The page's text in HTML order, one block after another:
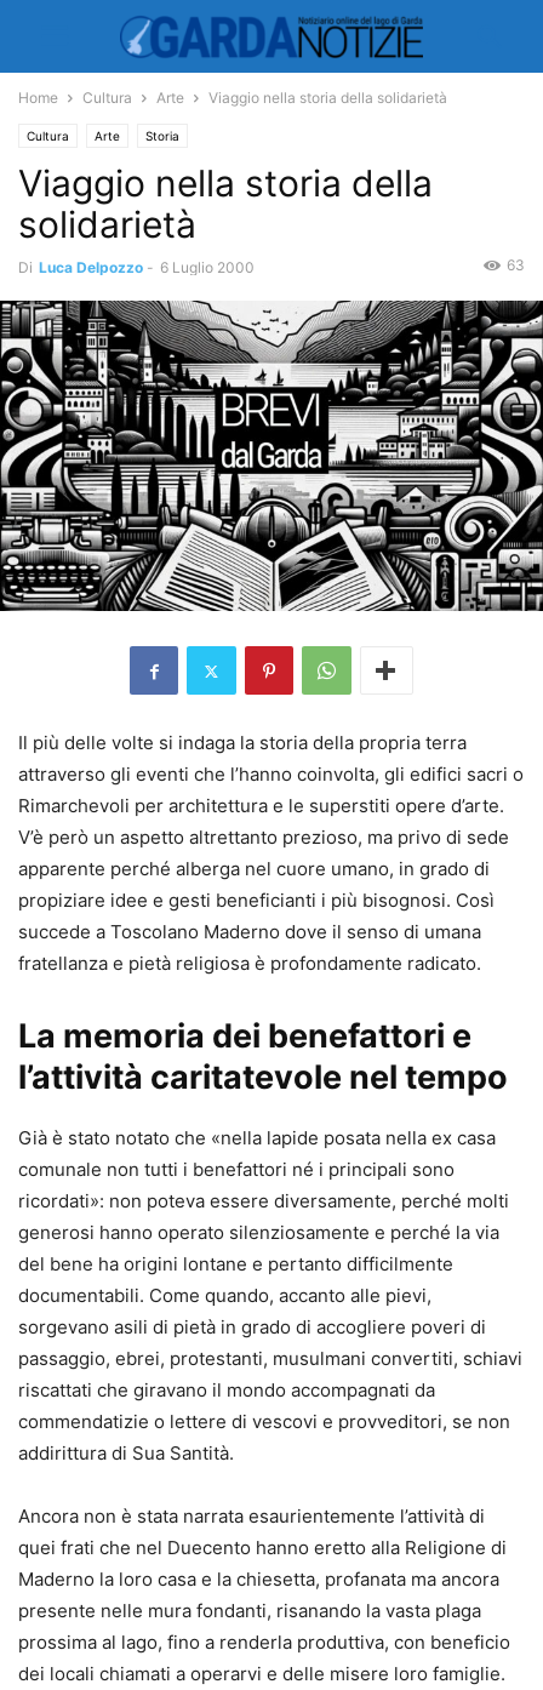
Home Cultura Arte Viaggio nella storia della solidarietà
Cultura Arte Storia
Viaggio nella storia della
solidarietà
Di Luca Delpozzo - 6 Luglio 2000 63
Il più delle volte si indaga la storia della propria terra
attraverso gli eventi che l’hanno coinvolta, gli edifici sacri o
Rimarchevoli per architettura e le superstiti opere d’arte.
V’è però un aspetto altrettanto prezioso, ma privo di sede
apparente perché alberga nel cuore umano, in grado di
propiziare idee e gesti beneficianti i più bisognosi. Così
succede a Toscolano Maderno dove il senso di umana
fratellanza e pietà religiosa è profondamente radicato.
La memoria dei benefattori e
l’attività caritatevole nel tempo
Già è stato notato che «nella lapide posata nella ex casa
comunale non tutti i benefattori né i principali sono
ricordati»: non poteva essere diversamente, perché molti
generosi hanno operato silenziosamente e perché la via
del bene ha origini lontane e pertanto difficilmente
documentabili. Come quando, accanto alle pievi,
sorgevano asili di pietà in grado di accogliere poveri di
passaggio, ebrei, protestanti, musulmani convertiti, schiavi
riscattati che giravano il mondo accompagnati da
commendatizie o lettere di vescovi e provveditori, se non
addirittura di Sua Santità.
Ancora non è stata narrata esaurientemente l’attività di
quei frati che nel Duecento hanno eretto alla Religione di
Maderno la loro casa e la chiesetta, profanata ma ancora
presente nelle mura fondanti, risanando la vasta plaga
prossima al lago, fino a renderla produttiva, con beneficio
dei locali chiamati a operarvi e delle misere loro famiglie.